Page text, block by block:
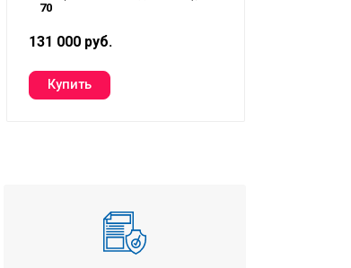
70
131 000 руб.